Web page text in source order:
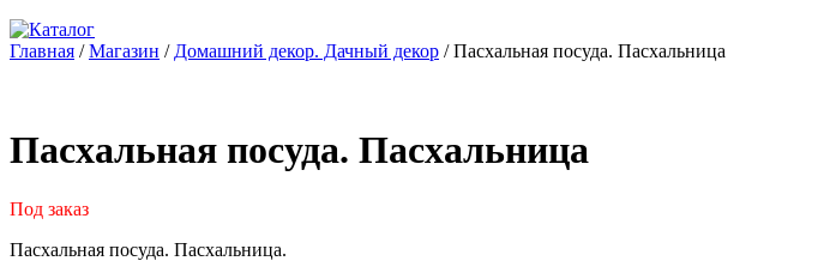
Главная /Магазин / Домашний декор. Дачный декор / Пасхальная посуда. Пасхальница
Пасхальная посуда. Пасхальница
Под заказ
Пасхальная посуда. Пасхальница.